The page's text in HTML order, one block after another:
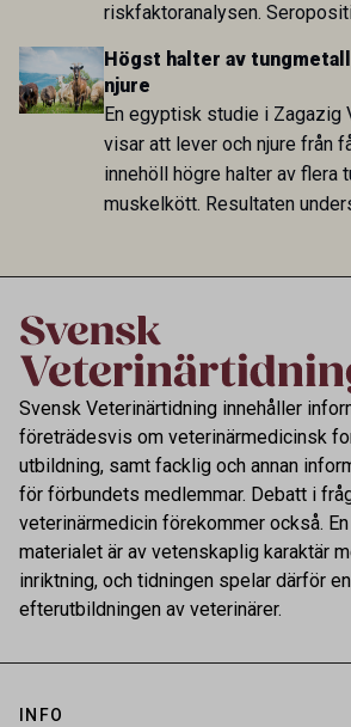
riskfaktoranalysen.
hög i Zarqa och statistiskt
annat stallhållning. Resultaten
har exponerats för parasiten
fungerar som reservoarer
smittspridning.
Högst halter av
njure
En egyptisk studie i Zagazig
visar att lever och njure från
innehöll högre halter av flera
muskelkött. Resultaten
Svensk Veterinärtidning innehåller
företrädesvis om veterinärmedicinsk
utbildning, samt facklig och annan
för förbundets medlemmar. Debatt i
veterinärmedicin förekommer också.
materialet är av vetenskaplig karaktär
inriktning, och tidningen spelar därför
efterutbildningen av veterinärer.
INFO